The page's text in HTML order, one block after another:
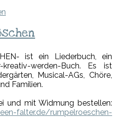
ist ein Liederbuch, ein
werden-Buch. Es ist
Musical-AGs, Chöre,
Familien.
und mit Widmung bestellen:
falter.de/rumpelroeschen-